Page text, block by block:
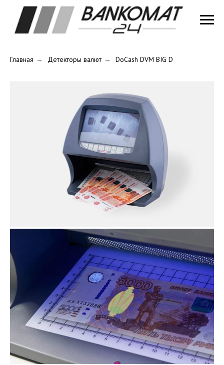
Главная → Детекторы валют → DoCash DVM BIG D